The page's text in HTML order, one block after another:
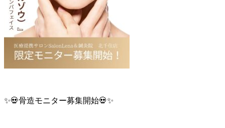
✨💀骨造モニター募集開始💀✨